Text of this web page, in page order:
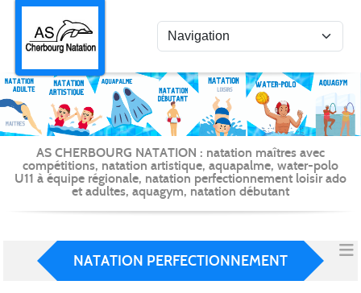
AS CHERBOURG NATATION : natation maîtres avec
compétitions, natation artistique, aquapalme, water-polo
U11 à équipe régionale, natation perfectionnement loisir ado
et adultes, aquagym, natation débutant
NATATION PERFECTIONNEMENT
Panneau de gestion des cookies